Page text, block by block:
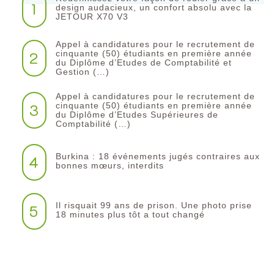
1
design audacieux, un confort absolu avec la
JETOUR X70 V3
2
Appel à candidatures pour le recrutement de
cinquante (50) étudiants en première année
du Diplôme d’Etudes de Comptabilité et
Gestion (…)
3
Appel à candidatures pour le recrutement de
cinquante (50) étudiants en première année
du Diplôme d’Etudes Supérieures de
Comptabilité (…)
4
Burkina : 18 événements jugés contraires aux
bonnes mœurs, interdits
5
Il risquait 99 ans de prison. Une photo prise
18 minutes plus tôt a tout changé